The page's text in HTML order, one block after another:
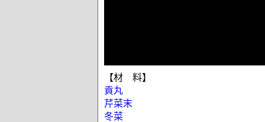
【材 料】
貢丸
芹菜末
冬菜